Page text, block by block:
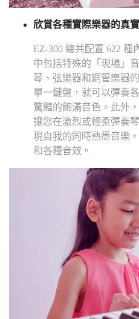
欣賞各種實際樂器的真
EZ-300 總共配置 622
中包括特殊的「現場」
琴、弦樂器和銅管樂器
單一鍵盤，就可以彈奏
驚豔的飽滿音色。此外
讓您在激烈或輕柔彈奏
現自我的同時熟悉音樂
和各種音效。